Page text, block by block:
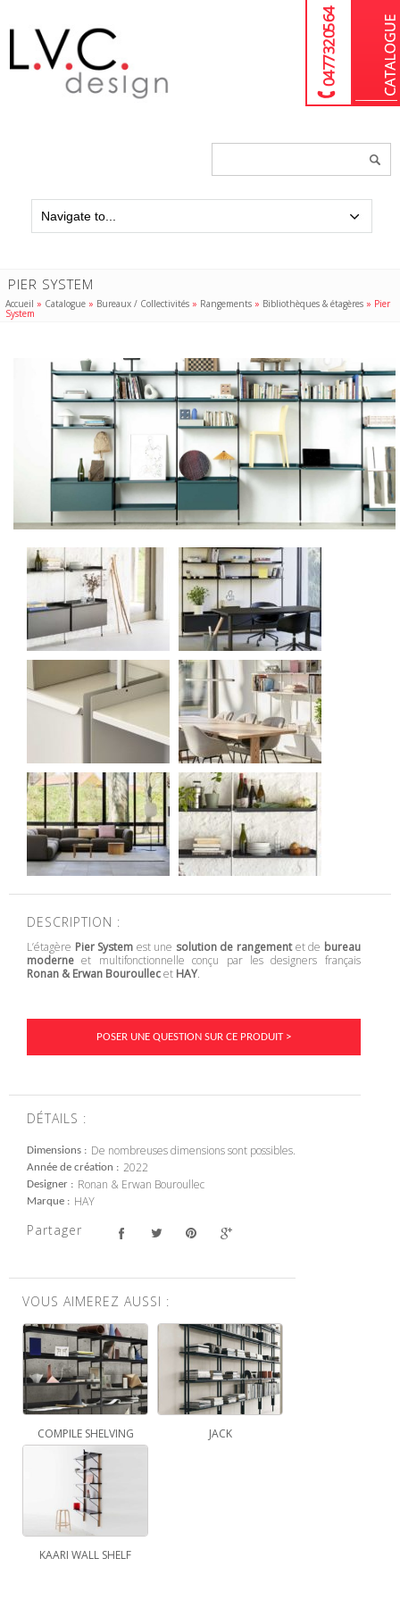
04 77 32 05 64
PIER SYSTEM
Accueil » Catalogue » Bureaux / Collectivités » Rangements » Bibliothèques & étagères » Pier
System
DESCRIPTION :
L’étagère Pier System est une solution de rangementet de bureau
moderne et multifonctionnelle conçu par les designers français
Ronan & Erwan Bouroullecet HAY.
POSER UNE QUESTION SUR CE PRODUIT >
DÉTAILS :
Dimensions De nombreuses dimensions sont possibles.
Année de création 2022
Designer Ronan & Erwan Bouroullec
Marque HAY
Partager
VOUS AIMEREZ AUSSI :
COMPILE SHELVING JACK
KAARI WALL SHELF